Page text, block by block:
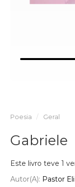
Poesia Geral
Gabriele
Este livro teve 1
Autor(a): Pastor